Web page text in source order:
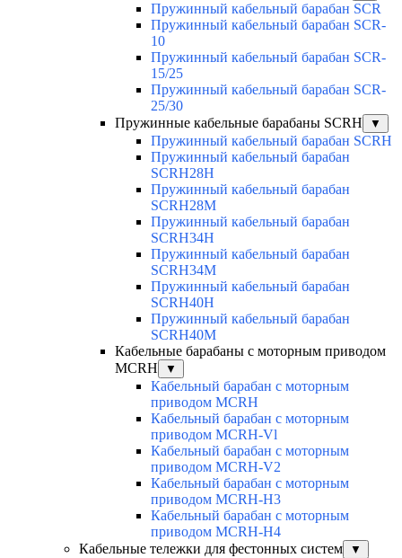
Пружинный кабельный барабан SCR
Пружинный кабельный барабан SCR-
10
Пружинный кабельный барабан SCR-
15/25
Пружинный кабельный барабан SCR-
25/30
Пружинные кабельные барабаны SCRH
▼
Пружинный кабельный барабан SCRH
Пружинный кабельный барабан
SCRH28H
Пружинный кабельный барабан
SCRH28M
Пружинный кабельный барабан
SCRH34H
Пружинный кабельный барабан
SCRH34M
Пружинный кабельный барабан
SCRH40H
Пружинный кабельный барабан
SCRH40M
Кабельные барабаны с моторным приводом
MCRH
▼
Кабельный барабан с моторным
приводом MCRH
Кабельный барабан с моторным
приводом MCRH-Vl
Кабельный барабан с моторным
приводом MCRH-V2
Кабельный барабан с моторным
приводом MCRH-H3
Кабельный барабан с моторным
приводом MCRH-H4
Кабельные тележки для фестонных систем
▼